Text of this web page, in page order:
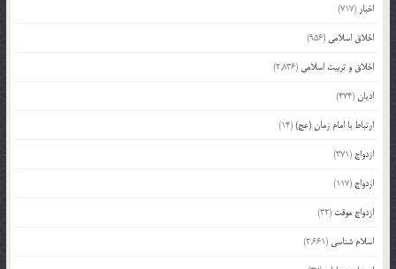
اخبار (717)
اخلاق اسلامی (956)
اخلاق و تربیت اسلامی (2,836)
ادیان(474)
ارتباط با امام زمان (عج)(14)
ازدواج (371)
ازدواج (117)
ازدواج موقت (32)
اسلام شناسی (2,661)